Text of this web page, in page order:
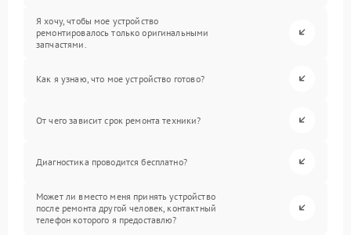
Я хочу, чтобы мое устройство
ремонтировалось только оригинальными
запчастями.
Как я узнаю, что мое устройство готово?
От чего зависит срок ремонта техники?
Диагностика проводится бесплатно?
Может ли вместо меня принять устройство
после ремонта другой человек, контактный
телефон которого я предоставлю?